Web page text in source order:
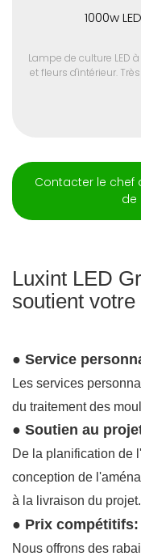
1000w
Lampe de culture LED
et fleurs d'intérieur.
Contacter le chef
de
Luxint LED
soutient votre
● Service
Les services
du traitement des
● Soutien au
De la planification de
conception de
à la livraison du projet.
● Prix compétitifs:
Nous offrons des